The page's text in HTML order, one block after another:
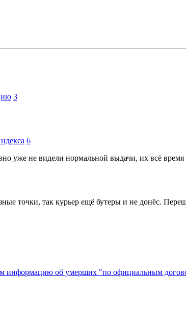
3
6
уже не видели нормальной выдачи, их всё время
точки, так курьер ещё бутеры и не донёс.
информацию об умерших "по официальным